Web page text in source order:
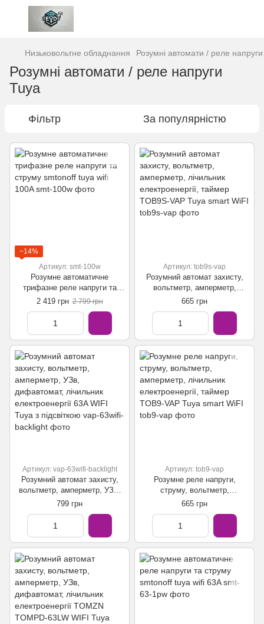
Низьковольтне обладнання Розумні автомати / реле
Розумні автомати / реле напруги
Tuya
Фільтр За популярністю
−14%
Артикул: smt-100w
Розумне автоматичне
трифазне реле напруги та
струму smtonoff tuya wifi 100A
2 419 грн 2 799 грн
Артикул: tob9s-vap
Розумний автомат захисту,
вольтметр, амперметр,
лічильник електроенергії,
smart WiFI
665 грн
Артикул: vap-63wifi-backlight
Розумний автомат захисту,
вольтметр, амперметр, УЗв,
дифавтомат, лічильник
з підсвіткою
799 грн
Артикул: tob9-vap
Розумне реле напруги,
струму, вольтметр,
амперметр, лічильник
VAP Tuya smart WiFI
665 грн